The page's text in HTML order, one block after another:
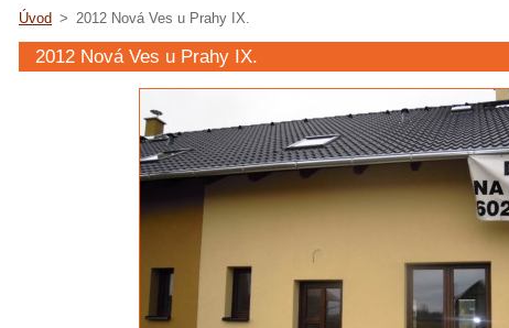
Úvod > 2012 Nová Ves u Prahy IX.
2012 Nová Ves u Prahy IX.